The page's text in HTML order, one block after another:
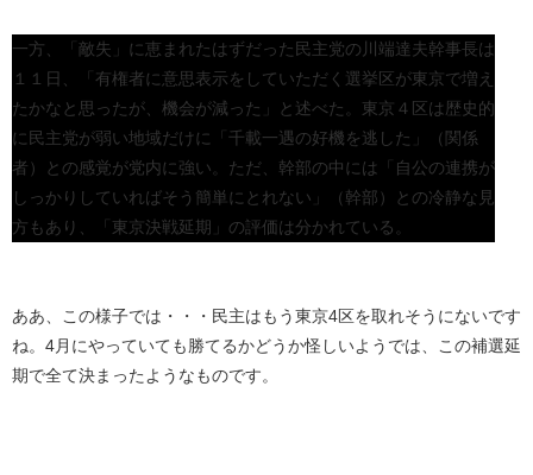
一方、「敵失」に恵まれたはずだった民主党の川端達夫幹事長は
１１日、「有権者に意思表示をしていただく選挙区が東京で増え
たかなと思ったが、機会が減った」と述べた。東京４区は歴史的
に民主党が弱い地域だけに「千載一遇の好機を逃した」（関係
者）との感覚が党内に強い。ただ、幹部の中には「自公の連携が
しっかりしていればそう簡単にとれない」（幹部）との冷静な見
方もあり、「東京決戦延期」の評価は分かれている。
ああ、この様子では・・・民主はもう東京4区を取れそうにないです
ね。4月にやっていても勝てるかどうか怪しいようでは、この補選延
期で全て決まったようなものです。